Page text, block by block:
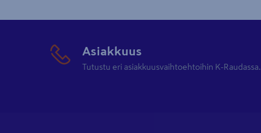
Asiakkuus
Tutustu eri asiakkuusvaihtoehtoihin K-Raudassa.